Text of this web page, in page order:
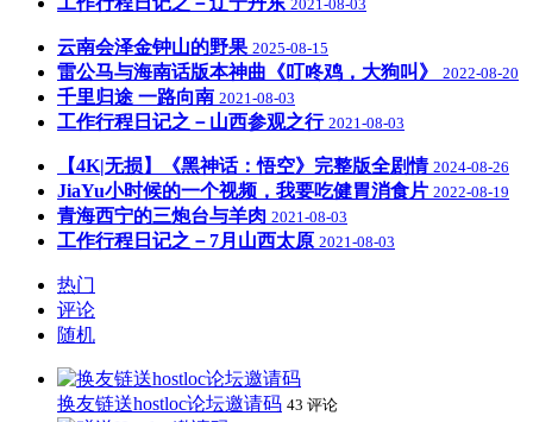
2021-08-03
云南会泽金钟山的野果 2025-08-15
雷公马与海南话版本神曲《叮咚鸡，大狗叫》 2022-08-20
千里归途 一路向南 2021-08-03
工作行程日记之－山西参观之行 2021-08-03
【4K|无损】《黑神话：悟空》完整版全剧情 2024-08-26
JiaYu小时候的一个视频，我要吃健胃消食片 2022-08-19
青海西宁的三炮台与羊肉 2021-08-03
工作行程日记之－7月山西太原 2021-08-03
热门
评论
随机
换友链送hostloc论坛邀请码 43 评论